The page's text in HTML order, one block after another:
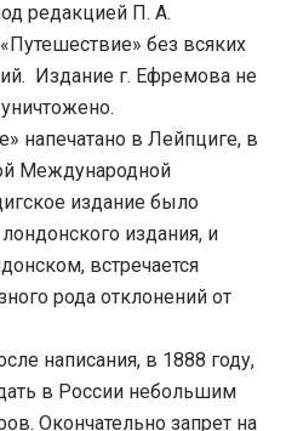
редакцией П. А.
без всяких
Издание г. Ефремова не
напечатано в Лейпциге, в
Международной
издание было
издания, и
встречается
рода отклонений от
написания, в 1888 году,
в России небольшим
Окончательно запрет на